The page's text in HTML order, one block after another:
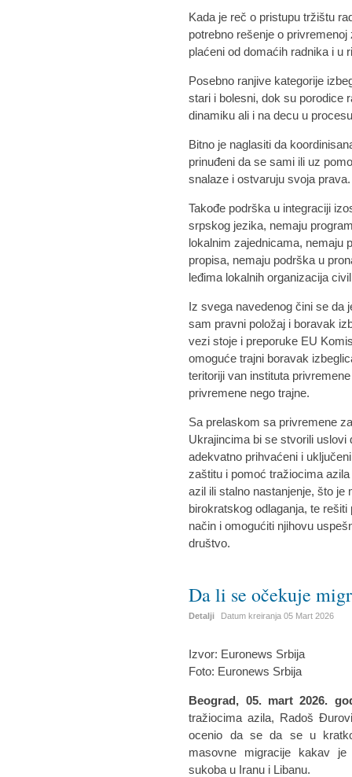
Kada je reč o pristupu tržištu
potrebno rešenje o
plaćeni od domaćih radnika i u
Posebno ranjive kategorije
stari i bolesni, dok su porodice
dinamiku ali i na decu u
Bitno je naglasiti da
prinuđeni da se sami ili uz
snalaze i ostvaruju svoja prava.
Takođe podrška u integraciji
srpskog jezika, nemaju
lokalnim zajednicama, nemaju
propisa, nemaju podrška u
leđima lokalnih organizacija
Iz svega navedenog čini se da
sam pravni položaj i boravak
vezi stoje i preporuke EU
omoguće trajni boravak
teritoriji van instituta
privremene nego trajne.
Sa prelaskom sa privremene
Ukrajincima bi se stvorili uslovi
adekvatno prihvaćeni i
zaštitu i pomoć tražiocima
azil ili stalno nastanjenje, što
birokratskog odlaganja, te
način i omogućiti njihovu
društvo.
Da li se očekuje
Detalji Datum kreiranja05 Mart 2026
Izvor: Euronews Srbija
Foto: Euronews Srbija
Beograd, 05. mart 2026.
tražiocima azila, Radoš
ocenio da se da se u
masovne migracije kakav je
sukoba u Iranu i Libanu.